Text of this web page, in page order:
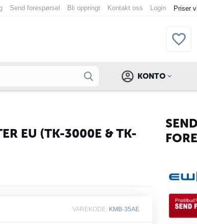
Priser
Send forespørsel Bli oppringt Kontakt oss Login
KONTO
EU (TK-3000E & TK-
VAREKODE: KMB-35AE
SEND